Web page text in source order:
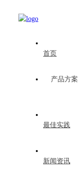
首页
产品方案
最佳实践
新闻资讯